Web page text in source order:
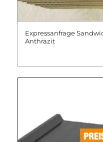
Expressanfrage
Anthrazit